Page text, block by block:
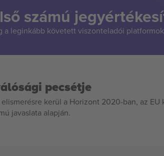
számú
a leginkább követett viszonteladói
pecsétje
kerül a Horizont 2020-ban, az
javaslata alapján.